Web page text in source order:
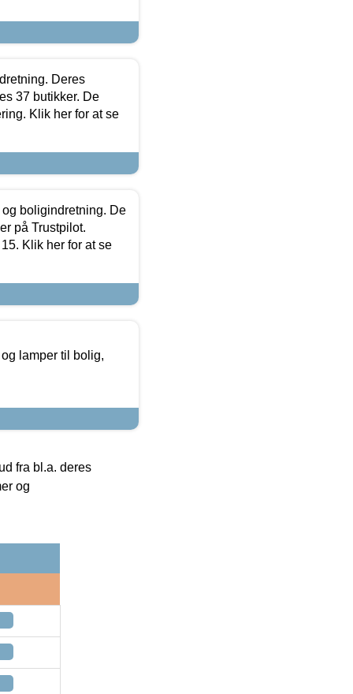
Deres
37 butikker. De
Klik her for at se
boligindretning. De
på Trustpilot.
Klik her for at se
lamper til bolig,
fra bl.a. deres
og